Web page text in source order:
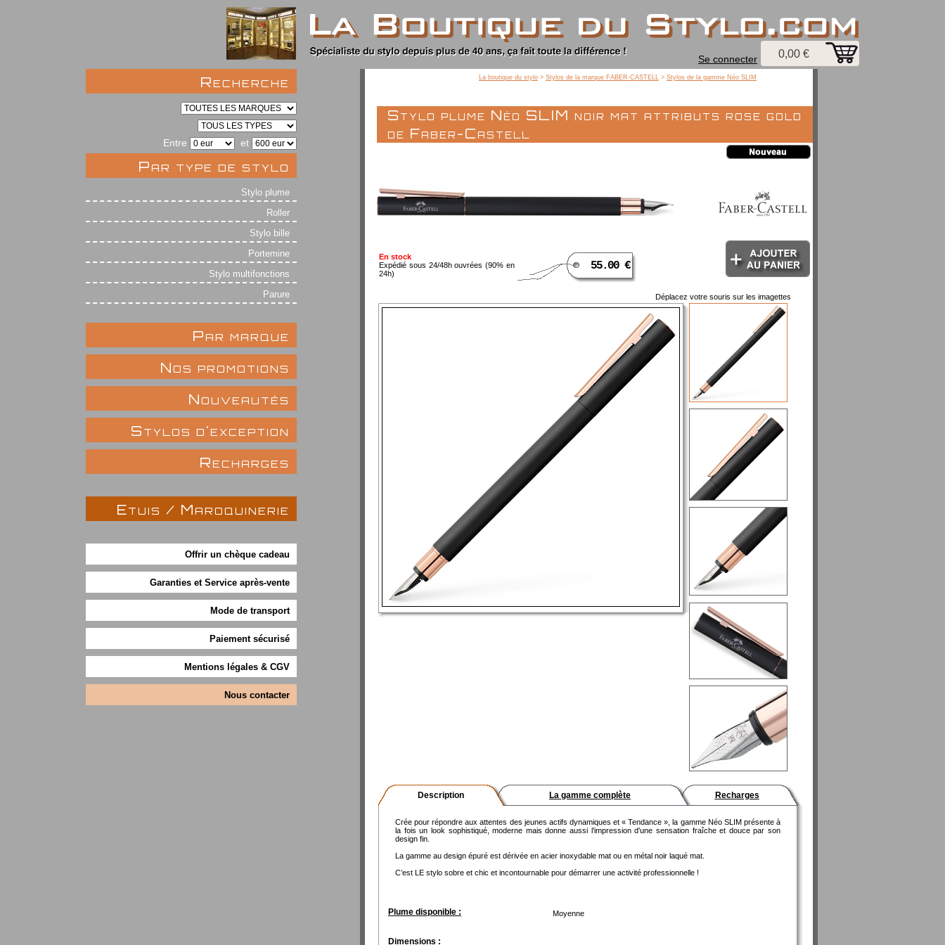
0,00 €
Se connecter
Recherche
Entre et
Par type de stylo
Stylo plume
Roller
Stylo bille
Portemine
Stylo multifonctions
Parure
Par marque
Nos promotions
Nouveautés
Stylos d'exception
Recharges
Etuis / Maroquinerie
Offrir un chèque cadeau
Garanties et Service après-vente
Mode de transport
Paiement sécurisé
Mentions légales & CGV
Nous contacter
La boutique du stylo > Stylos de la marque FABER-CASTELL > Stylos de la gamme Néo SLIM
Stylo plume Néo SLIM noir mat attributs rose gold
de Faber-Castell
En stock
Expédié sous 24/48h ouvrées (90% en
24h)
55.00 €
Déplacez votre souris sur les imagettes
Description La gamme complète Recharges
Crée pour répondre aux attentes des jeunes actifs dynamiques et « Tendance », la gamme Néo SLIM présente à
la fois un look sophistiqué, moderne mais donne aussi l’impression d’une sensation fraîche et douce par son
design fin.
La gamme au design épuré est dérivée en acier inoxydable mat ou en métal noir laqué mat.
C’est LE stylo sobre et chic et incontournable pour démarrer une activité professionnelle !
Plume disponible : Moyenne
Dimensions :